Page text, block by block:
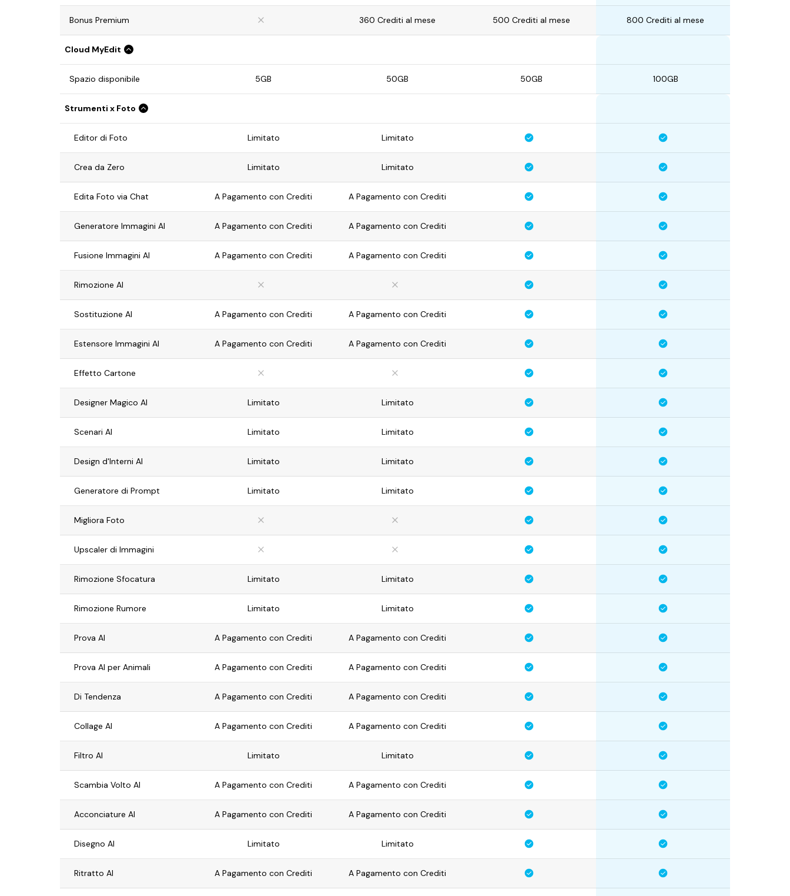
Bonus Premium 360 Crediti al mese 500 Crediti al mese 800 Crediti al mese
Cloud MyEdit
Spazio disponibile 5GB 50GB 50GB 100GB
Strumenti x Foto
Editor di Foto Limitato Limitato
Crea da Zero Limitato Limitato
Edita Foto via Chat A Pagamento con Crediti A Pagamento con Crediti
Generatore Immagini AI A Pagamento con Crediti A Pagamento con Crediti
Fusione Immagini AI A Pagamento con Crediti A Pagamento con Crediti
Rimozione AI
Sostituzione AI A Pagamento con Crediti A Pagamento con Crediti
Estensore Immagini AI A Pagamento con Crediti A Pagamento con Crediti
Effetto Cartone
Designer Magico AI Limitato Limitato
Scenari AI Limitato Limitato
Design d'Interni AI Limitato Limitato
Generatore di Prompt Limitato Limitato
Migliora Foto
Upscaler di Immagini
Rimozione Sfocatura Limitato Limitato
Rimozione Rumore Limitato Limitato
Prova AI A Pagamento con Crediti A Pagamento con Crediti
Prova AI per Animali A Pagamento con Crediti A Pagamento con Crediti
Di Tendenza A Pagamento con Crediti A Pagamento con Crediti
Collage AI A Pagamento con Crediti A Pagamento con Crediti
Filtro AI Limitato Limitato
Scambia Volto AI A Pagamento con Crediti A Pagamento con Crediti
Acconciature AI A Pagamento con Crediti A Pagamento con Crediti
Disegno AI Limitato Limitato
Ritratto AI A Pagamento con Crediti A Pagamento con Crediti